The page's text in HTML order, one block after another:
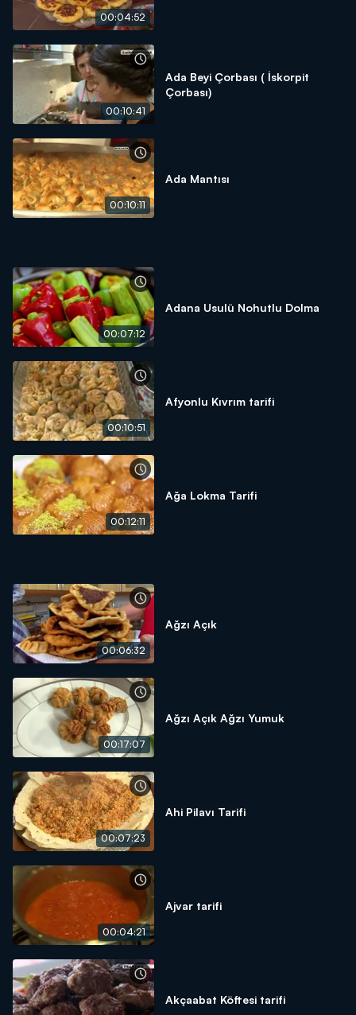
00:04:52
00:10:41
Ada Beyi Çorbası ( İskorpit
Çorbası)
00:10:11
Ada Mantısı
00:07:12
Adana Usulü Nohutlu Dolma
00:10:51
Afyonlu Kıvrım tarifi
00:12:11
Ağa Lokma Tarifi
00:06:32
Ağzı Açık
00:17:07
Ağzı Açık Ağzı Yumuk
00:07:23
Ahi Pilavı Tarifi
00:04:21
Ajvar tarifi
Akçaabat Köftesi tarifi